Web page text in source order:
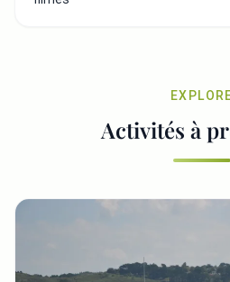
Activités à